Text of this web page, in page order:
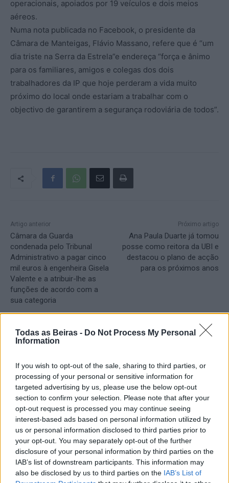
Todas as Beiras - Do Not Process My Personal
Information
If you wish to opt-out of the sale, sharing to third parties, or
processing of your personal or sensitive information for
targeted advertising by us, please use the below opt-out
section to confirm your selection. Please note that after your
opt-out request is processed you may continue seeing
interest-based ads based on personal information utilized by
us or personal information disclosed to third parties prior to
your opt-out. You may separately opt-out of the further
disclosure of your personal information by third parties on the
IAB’s list of downstream participants. This information may
also be disclosed by us to third parties on the IAB’s List of
operacionais, apoiados por 19 veículos e dois meios
aéreos.
Numa nota publicada no Facebook, o presidente da
Câmara de Manteigas, Flávio Massano, refere que é “um
dia triste na Serra da Estrela”e endereça “força e ânimo
para os familiares, amigos e colegas dos dois
trabalhadores da IP que hoje perderam a vida muito
próximo do local onde estariam a trabalhar com o
objectivo de garantirem a segurança rodoviária de todos”.
Artigo anterior
Câmara da Guarda
condenada pelo Tribunal
Administrativo a pagar cinco
mil euros à engenheira Gisela
Valente e a atribuir-lhe as
funções de acordo com a
sua categoria
Próximo artigo
Ana Paula Duarte já tomou
posse como reitora da UBI e
destacou o plano de acção
para os próximos anos
Artigos Relacionados
Desporto
Rui Oliveira mantém a camisola amarela
07/08/2026
Destaques
Incêndio florestal no concelho de Fornos
de Algodres
07/08/2026
Presidente da República considera que a